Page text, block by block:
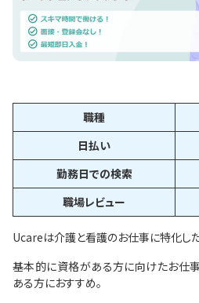
職種
日払い
勤務日での検索
職場レビュー
Ucareは介護と看護のお仕事に特化した
基本的に資格がある方に向けたお仕
ある方におすすめ。